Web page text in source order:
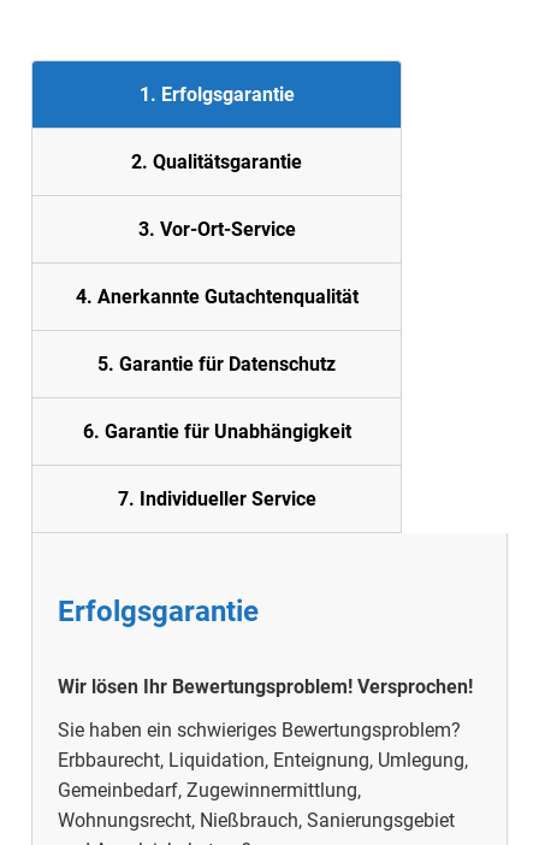
1. Erfolgsgarantie
2. Qualitätsgarantie
3. Vor-Ort-Service
4. Anerkannte Gutachtenqualität
5. Garantie für Datenschutz
6. Garantie für Unabhängigkeit
7. Individueller Service
Erfolgsgarantie
Wir lösen Ihr Bewertungsproblem! Versprochen!
Sie haben ein schwieriges Bewertungsproblem?
Erbbaurecht, Liquidation, Enteignung, Umlegung,
Gemeinbedarf, Zugewinnermittlung,
Wohnungsrecht, Nießbrauch, Sanierungsgebiet